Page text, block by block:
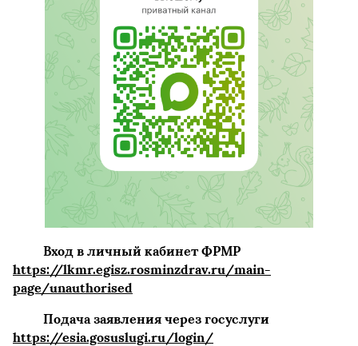
Вход в личный кабинет ФРМР
https://lkmr.egisz.rosminzdrav.ru/main-
page/unauthorised
Подача заявления через госуслуги
https://esia.gosuslugi.ru/login/